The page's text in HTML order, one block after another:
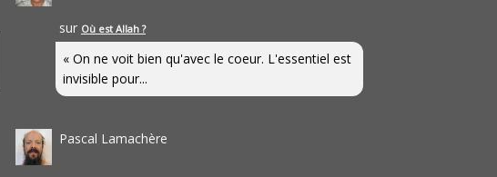
sur Où est Allah ?
« On ne voit bien qu'avec le coeur. L'essentiel est
invisible pour...
Pascal Lamachère